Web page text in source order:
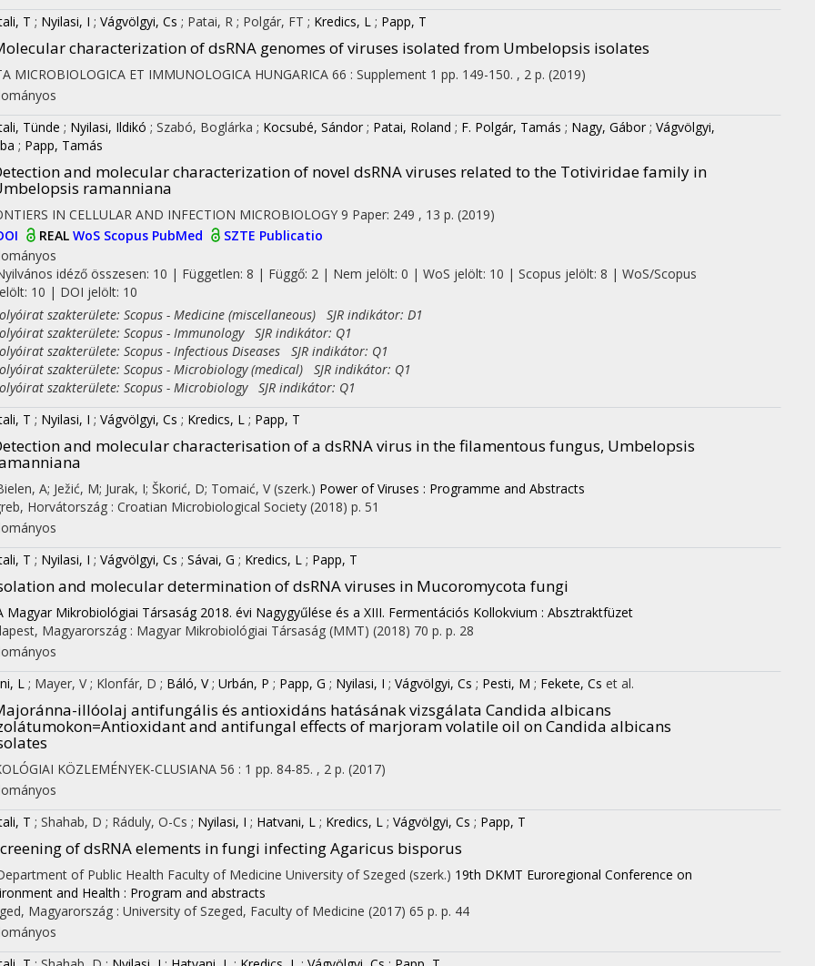
T ; Nyilasi, I ; Vágvölgyi, Cs ; Patai, R ; Polgár, FT ; Kredics, L ; Papp, T
characterization of dsRNA genomes of viruses isolated from Umbelopsis isolates
MICROBIOLOGICA ET IMMUNOLOGICA HUNGARICA 66 : Supplement 1 pp. 149-150. , 2 p. (2019)
Tünde ; Nyilasi, Ildikó ; Szabó, Boglárka ; Kocsubé, Sándor ; Patai, Roland ; F. Polgár, Tamás ; Nagy, Gábor ; Vágvölgyi,
; Papp, Tamás
and molecular characterization of novel dsRNA viruses related to the Totiviridae family in
ramanniana
IN CELLULAR AND INFECTION MICROBIOLOGY 9 Paper: 249 , 13 p. (2019)
REAL WoS Scopus PubMed
SZTE Publicatio
idéző összesen: 10 | Független: 8 | Függő: 2 | Nem jelölt: 0 | WoS jelölt: 10 | Scopus jelölt: 8 | WoS/Scopus
10 | DOI jelölt: 10
szakterülete: Scopus - Medicine (miscellaneous) SJR indikátor: D1
szakterülete: Scopus - Immunology SJR indikátor: Q1
szakterülete: Scopus - Infectious Diseases SJR indikátor: Q1
szakterülete: Scopus - Microbiology (medical) SJR indikátor: Q1
szakterülete: Scopus - Microbiology SJR indikátor: Q1
T ; Nyilasi, I ; Vágvölgyi, Cs ; Kredics, L ; Papp, T
and molecular characterisation of a dsRNA virus in the filamentous fungus, Umbelopsis
A; Ježić, M; Jurak, I; Škorić, D; Tomaić, V (szerk.) Power of Viruses : Programme and Abstracts
Horvátország : Croatian Microbiological Society (2018) p. 51
T ; Nyilasi, I ; Vágvölgyi, Cs ; Sávai, G ; Kredics, L ; Papp, T
and molecular determination of dsRNA viruses in Mucoromycota fungi
Magyar Mikrobiológiai Társaság 2018. évi Nagygyűlése és a XIII. Fermentációs Kollokvium : Absztraktfüzet
Magyarország : Magyar Mikrobiológiai Társaság (MMT) (2018) 70 p. p. 28
L ; Mayer, V; Klonfár, D ; Báló, V ; Urbán, P ; Papp, G ; Nyilasi, I ; Vágvölgyi, Cs ; Pesti, M ; Fekete, Cs et al.
illóolaj antifungális és antioxidáns hatásának vizsgálata Candida albicans
and antifungal effects of marjoram volatile oil on Candida albicans
KÖZLEMÉNYEK-CLUSIANA 56 : 1 pp. 84-85. , 2 p. (2017)
T ; Shahab, D ; Ráduly, O-Cs ; Nyilasi, I ; Hatvani, L ; Kredics, L ; Vágvölgyi, Cs ; Papp, T
of dsRNA elements in fungi infecting Agaricus bisporus
of Public Health Faculty of Medicine University of Szeged (szerk.) 19th DKMT Euroregional Conference on
and Health : Program and abstracts
Magyarország : University of Szeged, Faculty of Medicine (2017) 65 p. p. 44